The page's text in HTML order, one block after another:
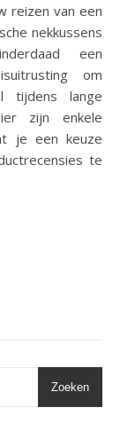
reizen van een
nekkussens
een
om
tijdens lange
zijn enkele
je een keuze
te
Zoeken